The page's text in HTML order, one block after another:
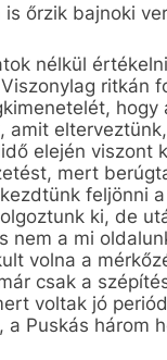
őrzik bajnoki
nélkül
ritkán
amit
elején viszont
mert
feljönni
ki, de
nem a mi
volna a
csak a
voltak jó
a Puskás három